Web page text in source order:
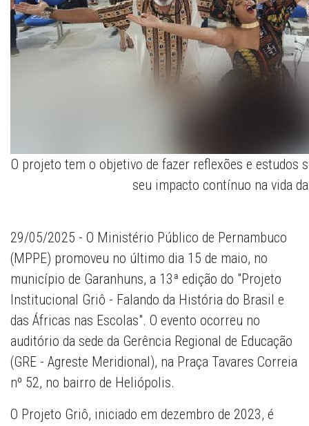
O projeto tem o objetivo de fazer reflexões e estudos
seu impacto contínuo na vida
29/05/2025 - O Ministério Público de Pernambuco
(MPPE) promoveu no último dia 15 de maio, no
município de Garanhuns, a 13ª edição do "Projeto
Institucional Griô - Falando da História do Brasil e
das Áfricas nas Escolas". O evento ocorreu no
auditório da sede da Gerência Regional de Educação
(GRE - Agreste Meridional), na Praça Tavares Correia
nº 52, no bairro de Heliópolis.
O Projeto Griô, iniciado em dezembro de 2023, é